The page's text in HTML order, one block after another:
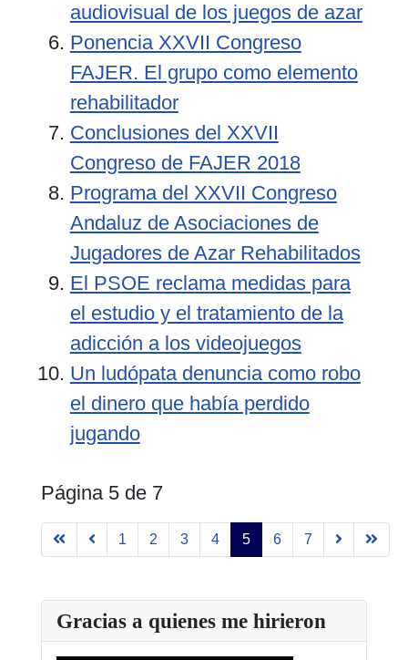
audiovisual de los juegos de azar
Ponencia XXVII Congreso
FAJER. El grupo como elemento
rehabilitador
Conclusiones del XXVII
Congreso de FAJER 2018
Programa del XXVII Congreso
Andaluz de Asociaciones de
Jugadores de Azar Rehabilitados
El PSOE reclama medidas para
el estudio y el tratamiento de la
adicción a los videojuegos
Un ludópata denuncia como robo
el dinero que había perdido
jugando
Página 5 de 7
1 2 3 4 5 6 7
Gracias a quienes me hirieron